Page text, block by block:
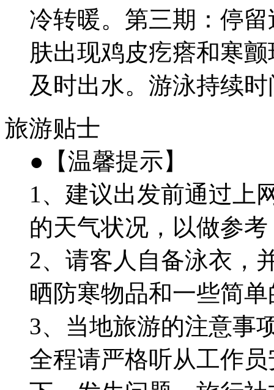
冷转暖。第三期：停
肤出现鸡皮疙瘩和寒
及时出水。游泳持续
旅游贴士
●【温馨提示】
1、建议出发前通过上
的天气状况，以做参
2、请客人自备泳衣，
晒防寒物品和一些简
3、当地旅游的注意事
全程请严格听从工作